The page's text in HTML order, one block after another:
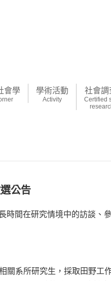
會學 學術活動
Activity
社會調
Certified
公告
時間在研究情境中的訪談、
關系所研究生，採取田野工